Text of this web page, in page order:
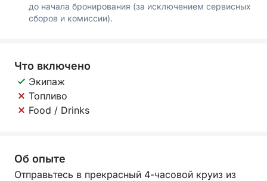
до начала бронирования (за исключением сервисных
сборов и комиссии).
Что включено
Экипаж
Топливо
Food / Drinks
Об опыте
Отправьтесь в прекрасный 4-часовой круиз из